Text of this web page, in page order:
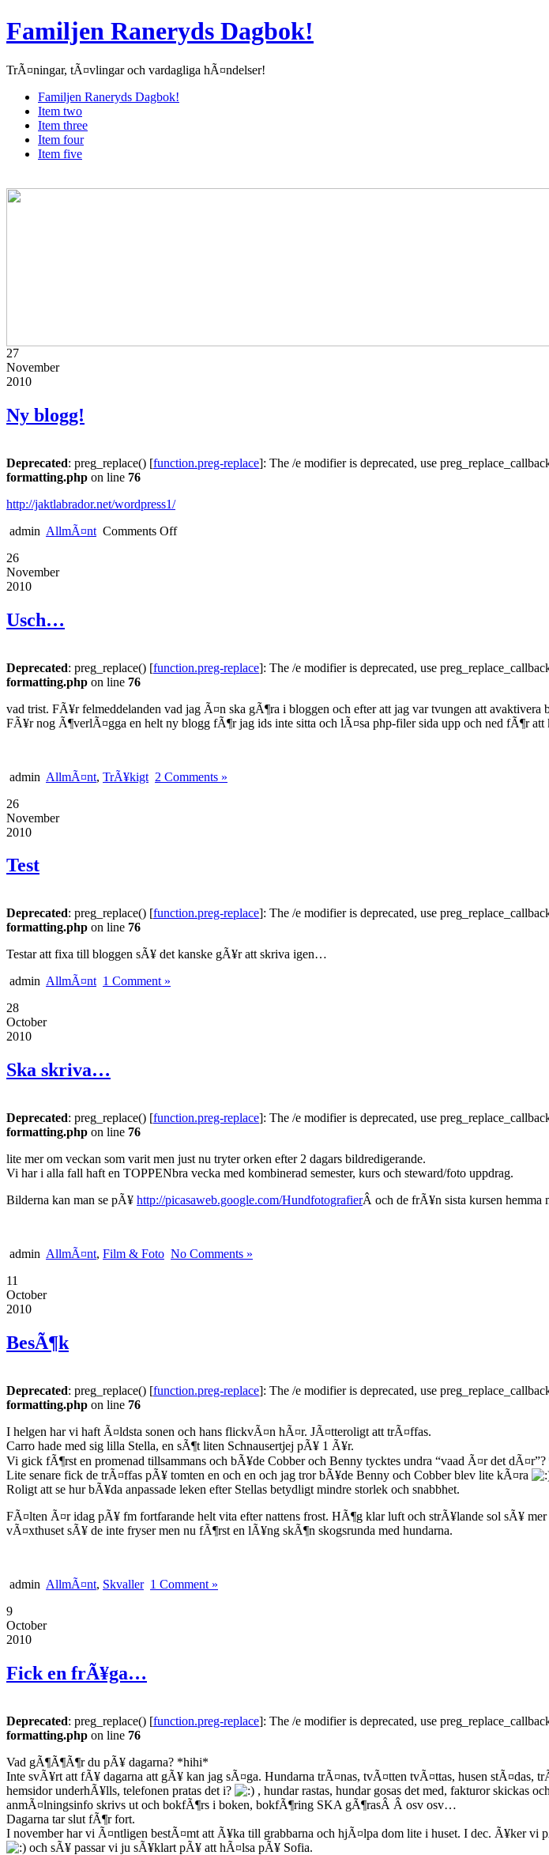
Familjen Raneryds Dagbok!
TrÃ¤ningar, tÃ¤vlingar och vardagliga hÃ¤ndelser!
Familjen Raneryds Dagbok!
Item two
Item three
Item four
Item five
27
November
2010
Ny blogg!
Deprecated: preg_replace() [function.preg-replace]: The /e modifier is deprecated, use
formatting.php on line 76
http://jaktlabrador.net/wordpress1/
admin AllmÃ¤nt Comments Off
26
November
2010
Usch…
Deprecated: preg_replace() [function.preg-replace]: The /e modifier is deprecated, use
formatting.php on line 76
vad trist. FÃ¥r felmeddelanden vad jag Ã¤n ska gÃ¶ra i bloggen och efter att jag var tvungen att
FÃ¥r nog Ã¶verlÃ¤gga en helt ny blogg fÃ¶r jag ids inte sitta och lÃ¤sa php-filer sida upp och ned fÃ¶r
admin AllmÃ¤nt, TrÃ¥kigt 2 Comments »
26
November
2010
Test
Deprecated: preg_replace() [function.preg-replace]: The /e modifier is deprecated, use
formatting.php on line 76
Testar att fixa till bloggen sÃ¥ det kanske gÃ¥r att skriva igen…
admin AllmÃ¤nt 1 Comment »
28
October
2010
Ska skriva…
Deprecated: preg_replace() [function.preg-replace]: The /e modifier is deprecated, use
formatting.php on line 76
lite mer om veckan som varit men just nu tryter orken efter 2 dagars bildredigerande.
Vi har i alla fall haft en TOPPENbra vecka med kombinerad semester, kurs och steward/foto uppdrag.
Bilderna kan man se pÃ¥ http://picasaweb.google.com/HundfotografierÂ och de frÃ¥n sista kursen hemma
admin AllmÃ¤nt, Film & Foto No Comments »
11
October
2010
BesÃ¶k
Deprecated: preg_replace() [function.preg-replace]: The /e modifier is deprecated, use
formatting.php on line 76
I helgen har vi haft Ã¤ldsta sonen och hans flickvÃ¤n hÃ¤r. JÃ¤tteroligt att trÃ¤ffas.
Carro hade med sig lilla Stella, en sÃ¶t liten Schnausertjej pÃ¥ 1 Ã¥r.
Vi gick fÃ¶rst en promenad tillsammans och bÃ¥de Cobber och Benny tycktes undra “vaad Ã¤r det dÃ¤r”?
Lite senare fick de trÃ¤ffas pÃ¥ tomten en och en och jag tror bÃ¥de Benny och Cobber blev lite kÃ¤ra
Roligt att se hur bÃ¥da anpassade leken efter Stellas betydligt mindre storlek och snabbhet.
FÃ¤lten Ã¤r idag pÃ¥ fm fortfarande helt vita efter nattens frost. HÃ¶g klar luft och strÃ¥lande sol sÃ¥
vÃ¤xthuset sÃ¥ de inte fryser men nu fÃ¶rst en lÃ¥ng skÃ¶n skogsrunda med hundarna.
admin AllmÃ¤nt, Skvaller 1 Comment »
9
October
2010
Fick en frÃ¥ga…
Deprecated: preg_replace() [function.preg-replace]: The /e modifier is deprecated, use
formatting.php on line 76
Vad gÃ¶Ã¶Ã¶r du pÃ¥ dagarna? *hihi*
Inte svÃ¥rt att fÃ¥ dagarna att gÃ¥ kan jag sÃ¤ga. Hundarna trÃ¤nas, tvÃ¤tten tvÃ¤ttas, husen stÃ¤das,
hemsidor underhÃ¥lls, telefonen pratas det i?
, hundar rastas, hundar gosas det med, fakturor skickas
anmÃ¤lningsinfo skrivs ut och bokfÃ¶rs i boken, bokfÃ¶ring SKA gÃ¶rasÂ Â osv osv…
Dagarna tar slut fÃ¶r fort.
I november har vi Ã¤ntligen bestÃ¤mt att Ã¥ka till grabbarna och hjÃ¤lpa dom lite i huset. I dec. Ã¥ker
och sÃ¥ passar vi ju sÃ¥klart pÃ¥ att hÃ¤lsa pÃ¥ Sofia.